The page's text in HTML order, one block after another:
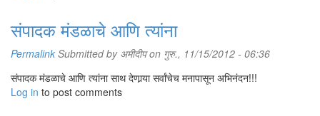
संपादक मंडळाचे आणि त्यांना
Permalink Submitted by अमीदीपon गुरु., 11/15/2012 - 06:36
संपादक मंडळाचे आणि त्यांना साथ देणार्‍या सर्वांचेच मनापासून अभिनंदन!!!
Log in to post comments